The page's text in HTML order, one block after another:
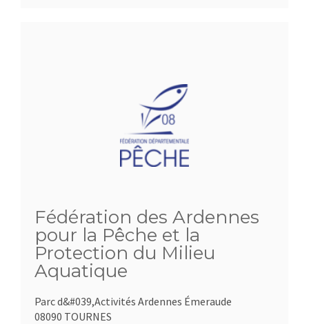
Fédération des Ardennes
pour la Pêche et la
Protection du Milieu
Aquatique
Parc d&#039,Activités Ardennes Émeraude
08090 TOURNES